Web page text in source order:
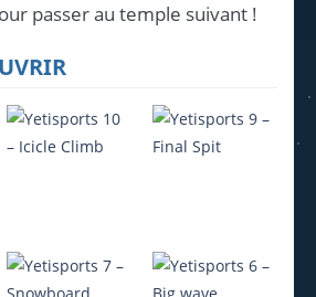
passer au temple suivant !
Yetisports 10
– Icicle Climb
Yetisports 9
– Final Spit